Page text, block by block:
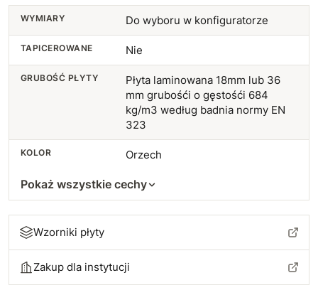
WYMIARY Do wyboru w konfiguratorze
TAPICEROWANE Nie
GRUBOŚĆ PŁYTY
Płyta laminowana 18mm lub 36
mm grubośći o gęstośći 684
kg/m3 według badnia normy EN
323
KOLOR Orzech
Pokaż wszystkie cechy
Wzorniki płyty
Zakup dla instytucji